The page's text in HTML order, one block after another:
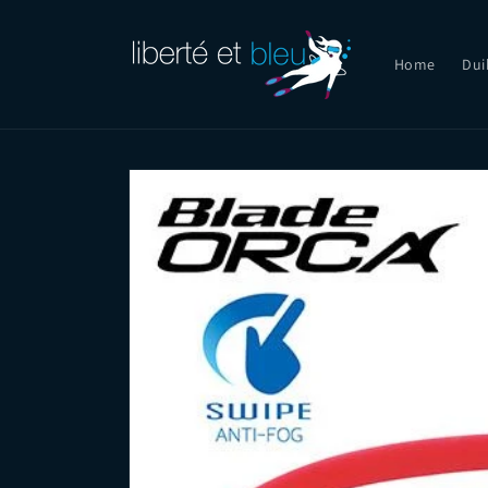
Home
Skip to
product
information